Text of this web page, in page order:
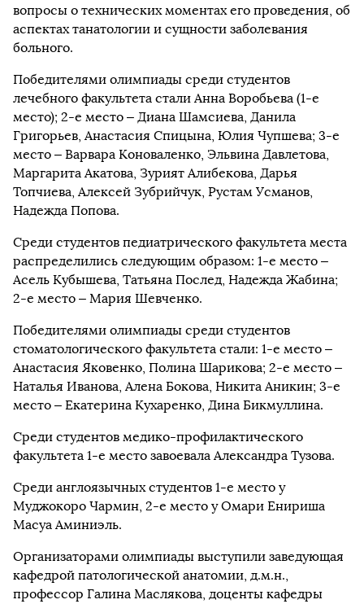
вопросы о технических моментах его проведения, об
аспектах танатологии и сущности заболевания
больного.
Победителями олимпиады среди студентов
лечебного факультета стали Анна Воробьева (1-е
место); 2-е место – Диана Шамсиева, Данила
Григорьев, Анастасия Спицына, Юлия Чупшева; 3-е
место – Варвара Коноваленко, Эльвина Давлетова,
Маргарита Акатова, Зурият Алибекова, Дарья
Топчиева, Алексей Зубрийчук, Рустам Усманов,
Надежда Попова.
Среди студентов педиатрического факультета места
распределились следующим образом: 1-е место –
Асель Кубышева, Татьяна Послед, Надежда Жабина;
2-е место – Мария Шевченко.
Победителями олимпиады среди студентов
стоматологического факультета стали: 1-е место –
Анастасия Яковенко, Полина Шарикова; 2-е место –
Наталья Иванова, Алена Бокова, Никита Аникин; 3-е
место – Екатерина Кухаренко, Дина Бикмуллина.
Среди студентов медико-профилактического
факультета 1-е место завоевала Александра Тузова.
Среди англоязычных студентов 1-е место у
Муджокоро Чармин, 2-е место у Омари Енириша
Масуа Аминиэль.
Организаторами олимпиады выступили заведующая
кафедрой патологической анатомии, д.м.н.,
профессор Галина Маслякова, доценты кафедры